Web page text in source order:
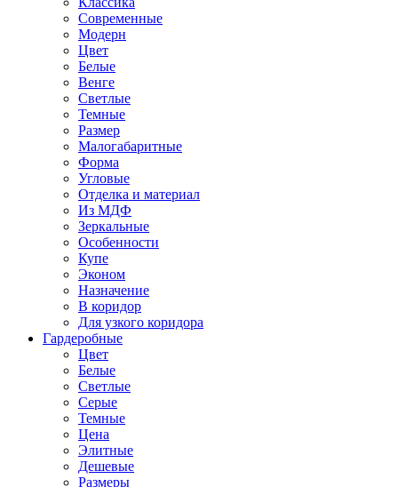
Современные
Модерн
Цвет
Белые
Венге
Светлые
Темные
Размер
Малогабаритные
Форма
Угловые
Отделка и материал
Из МДФ
Зеркальные
Особенности
Купе
Эконом
Назначение
В коридор
Для узкого коридора
Гардеробные
Цвет
Белые
Светлые
Серые
Темные
Цена
Элитные
Дешевые
Размеры